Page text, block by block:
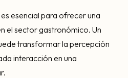
esencial para ofrecer una
el sector gastronómico. Un
transformar la percepción
interacción en una